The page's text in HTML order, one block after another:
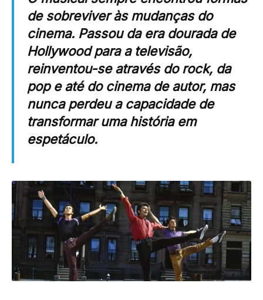
de sobreviver às mudanças do
cinema. Passou da era dourada de
Hollywood para a televisão,
reinventou-se através do rock, da
pop e até do cinema de autor, mas
nunca perdeu a capacidade de
transformar uma história em
espetáculo.